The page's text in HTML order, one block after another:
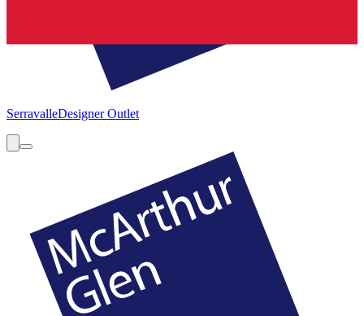
SerravalleDesigner Outlet